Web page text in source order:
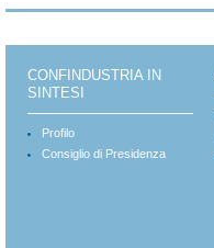
CONFINDUSTRIA IN
SINTESI
Profilo
Consiglio di Presidenza